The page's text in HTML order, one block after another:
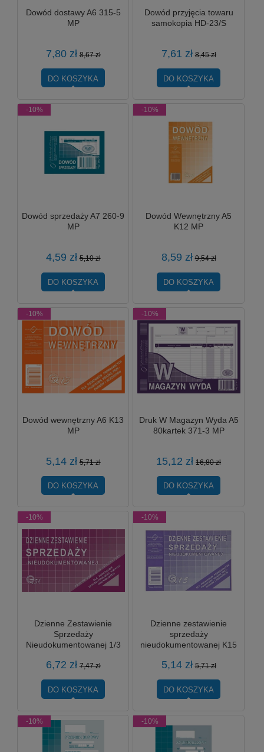
Dowód dostawy A6 315-5
MP
7,80 zł 8,67 zł
DO KOSZYKA
Dowód przyjęcia towaru
samokopia HD-23/S
7,61 zł 8,45 zł
DO KOSZYKA
Dowód sprzedaży A7 260-9
MP
4,59 zł 5,10 zł
DO KOSZYKA
-10%
Dowód Wewnętrzny A5
K12 MP
8,59 zł 9,54 zł
DO KOSZYKA
-10%
Dowód wewnętrzny A6 K13
MP
5,14 zł 5,71 zł
DO KOSZYKA
-10%
Druk W Magazyn Wyda A5
80kartek 371-3 MP
15,12 zł 16,80 zł
DO KOSZYKA
-10%
Dzienne Zestawienie
Sprzedaży
Nieudokumentowanej 1/3
6,72 zł 7,47 zł
DO KOSZYKA
-10%
Dzienne zestawienie
sprzedaży
nieudokumentowanej K15
5,14 zł 5,71 zł
DO KOSZYKA
-10%
-10% -10%